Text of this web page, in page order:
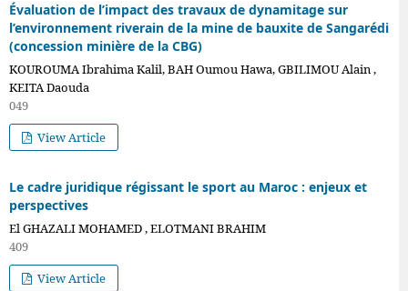
Évaluation de l’impact des travaux de dynamitage sur
l’environnement riverain de la mine de bauxite de Sangarédi
(concession minière de la CBG)
KOUROUMA Ibrahima Kalil, BAH Oumou Hawa, GBILIMOU Alain ,
KEITA Daouda
049
View Article
Le cadre juridique régissant le sport au Maroc : enjeux et
perspectives
El GHAZALI MOHAMED , ELOTMANI BRAHIM
409
View Article